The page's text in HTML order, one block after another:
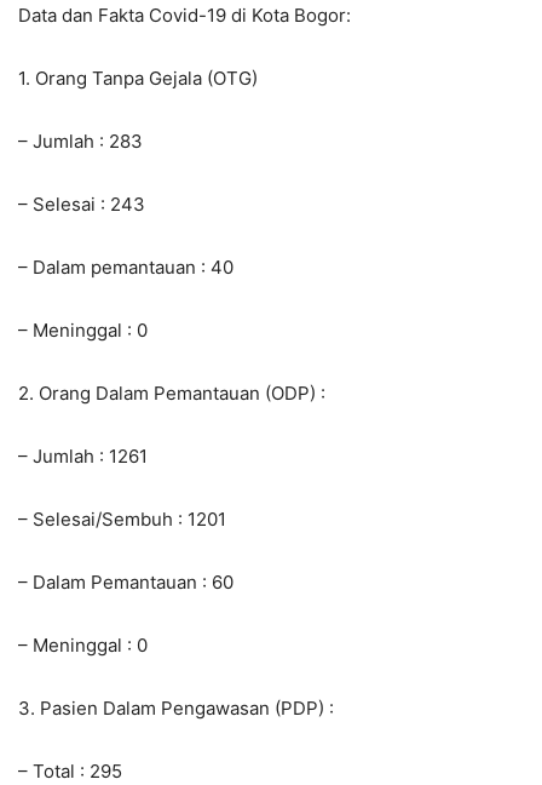
Data dan Fakta Covid-19 di Kota Bogor:
1. Orang Tanpa Gejala (OTG)
– Jumlah : 283
– Selesai : 243
– Dalam pemantauan : 40
– Meninggal : 0
2. Orang Dalam Pemantauan (ODP) :
– Jumlah : 1261
– Selesai/Sembuh : 1201
– Dalam Pemantauan : 60
– Meninggal : 0
3. Pasien Dalam Pengawasan (PDP) :
– Total : 295